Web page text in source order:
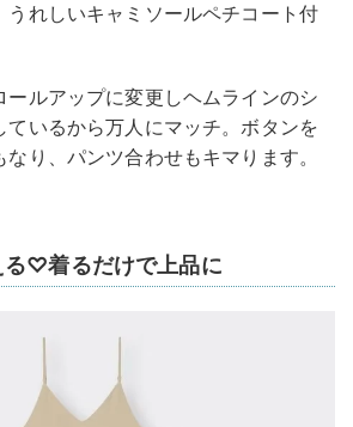
うれしいキャミソールペチコート付
ールアップに変更しヘムラインのシ
ているから万人にマッチ。ボタンを
り、パンツ合わせもキマります。
る♡着るだけで上品に